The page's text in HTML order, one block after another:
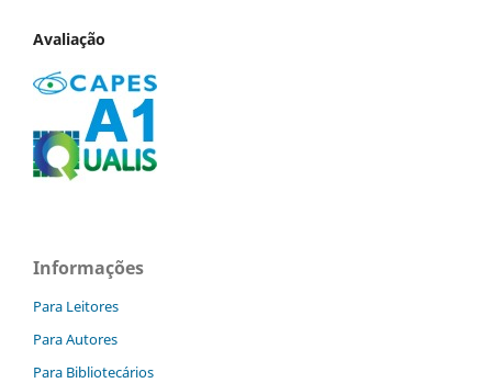
Avaliação
Informações
Para Leitores
Para Autores
Para Bibliotecários